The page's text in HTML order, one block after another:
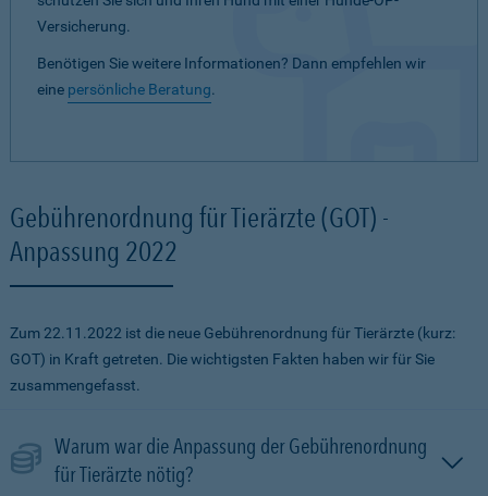
Versicherung.
Benötigen Sie weitere Informationen? Dann empfehlen wir
eine persönliche Beratung.
Gebührenordnung für Tierärzte (GOT) -
Anpassung 2022
Zum 22.11.2022 ist die neue Gebührenordnung für Tierärzte (kurz:
GOT) in Kraft getreten. Die wichtigsten Fakten haben wir für Sie
zusammengefasst.
Warum war die Anpassung der Gebührenordnung
für Tierärzte nötig?